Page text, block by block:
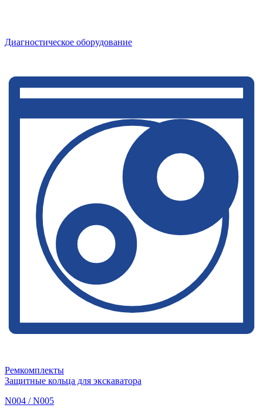
Диагностическое оборудование
Ремкомплекты
Защитные кольца для экскаватора
N004 / N005